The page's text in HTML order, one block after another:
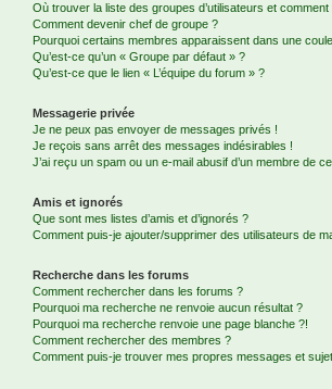
Où trouver la liste des groupes d’utilisateurs et
Comment devenir chef de groupe ?
Pourquoi certains membres apparaissent dans une
Qu’est-ce qu’un « Groupe par défaut » ?
Qu’est-ce que le lien « L’équipe du forum » ?
Messagerie privée
Je ne peux pas envoyer de messages privés !
Je reçois sans arrêt des messages indésirables !
J’ai reçu un spam ou un e-mail abusif d’un membre de
Amis et ignorés
Que sont mes listes d’amis et d’ignorés ?
Comment puis-je ajouter/supprimer des utilisateurs de
Recherche dans les forums
Comment rechercher dans les forums ?
Pourquoi ma recherche ne renvoie aucun résultat ?
Pourquoi ma recherche renvoie une page blanche ?!
Comment rechercher des membres ?
Comment puis-je trouver mes propres messages et